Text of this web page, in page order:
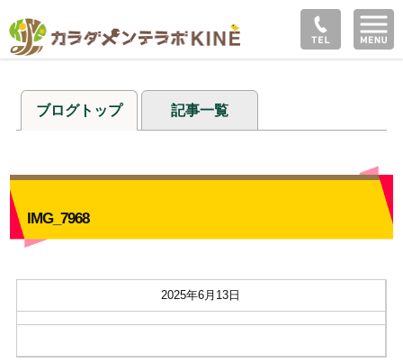
ブログトップ 記事一覧
IMG_7968
2025年6月13日